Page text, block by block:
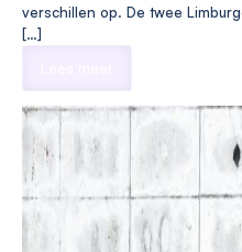
verschillen op. De twee
[…]